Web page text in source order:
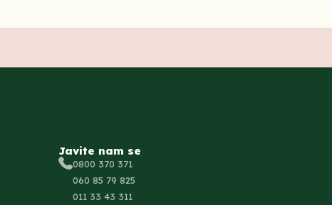
Javite nam se
0800 370 371
060 85 79 825
011 33 43 311